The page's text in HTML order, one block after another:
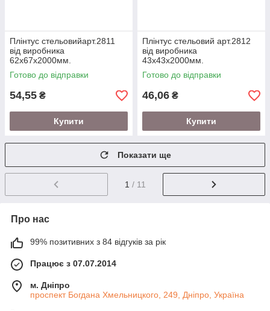
Плінтус стельовийарт.2811
від виробника
62х67х2000мм.
Готово до відправки
54,55 ₴
Купити
Плінтус стельовий арт.2812
від виробника
43х43х2000мм.
Готово до відправки
46,06 ₴
Купити
Показати ще
1 / 11
Про нас
99% позитивних з 84 відгуків за рік
Працює з 07.07.2014
м. Дніпро
проспект Богдана Хмельницкого, 249, Дніпро, Україна